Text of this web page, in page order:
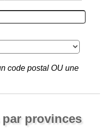
code postal OU une
provinces